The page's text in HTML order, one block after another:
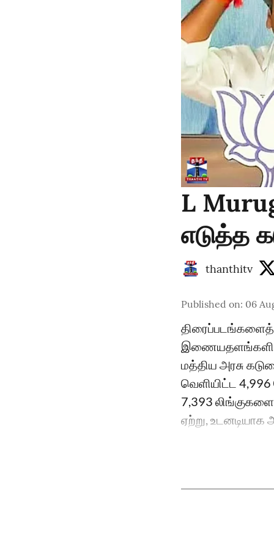
L
எடுத்த
thanthitv
Published on: 06
திரைப்படங்களைத்
இணையதளங்களில்
மத்திய அரசு
வெளியிட்ட
7,393 லிங்குகளை
ஏற்று, உடனடியாக